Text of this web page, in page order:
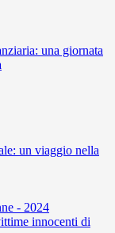
una giornata
un viaggio nella
- 2024
innocenti di